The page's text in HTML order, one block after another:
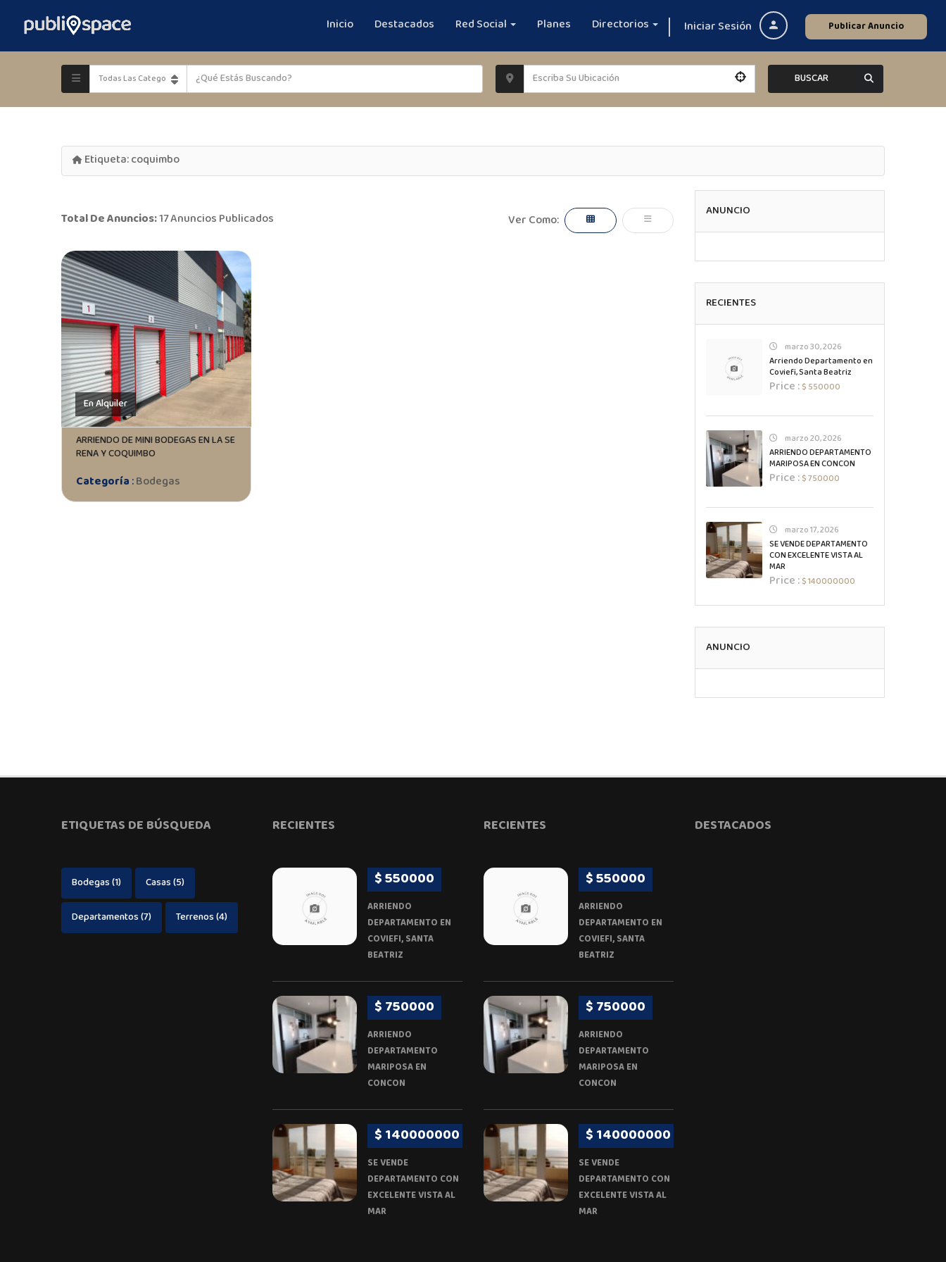
Iniciar Sesión Publicar Anuncio
Inicio Destacados Red Social Planes Directorios
BUSCAR
Etiqueta:coquimbo
Total De Anuncios:17 Anuncios Publicados Ver Como:
En Alquiler
ARRIENDO DE MINI BODEGAS EN LA SE
RENA Y COQUIMBO
Categoría:Bodegas
ANUNCIO
RECIENTES
marzo 30, 2026
Arriendo Departamento en
Coviefi, Santa Beatriz
Price :$ 550000
marzo 20, 2026
ARRIENDO DEPARTAMENTO
MARIPOSA EN CONCON
Price :$ 750000
marzo 17, 2026
SE VENDE DEPARTAMENTO
CON EXCELENTE VISTA AL
MAR
Price :$ 140000000
ANUNCIO
ETIQUETAS DE BÚSQUEDA
Bodegas(1) Casas(5)
Departamentos(7) Terrenos(4)
RECIENTES
$ 550000
ARRIENDO
DEPARTAMENTO EN
COVIEFI, SANTA
BEATRIZ
$ 750000
ARRIENDO
DEPARTAMENTO
MARIPOSA EN
CONCON
$ 140000000
SE VENDE
DEPARTAMENTO CON
EXCELENTE VISTA AL
MAR
RECIENTES
$ 550000
ARRIENDO
DEPARTAMENTO EN
COVIEFI, SANTA
BEATRIZ
$ 750000
ARRIENDO
DEPARTAMENTO
MARIPOSA EN
CONCON
$ 140000000
SE VENDE
DEPARTAMENTO CON
EXCELENTE VISTA AL
MAR
DESTACADOS